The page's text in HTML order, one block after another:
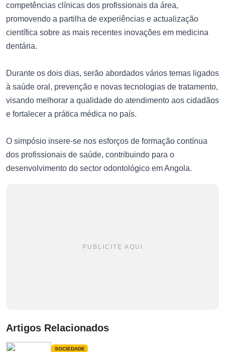
competências clínicas dos profissionais da área,
promovendo a partilha de experiências e actualização
científica sobre as mais recentes inovações em medicina
dentária.
Durante os dois dias, serão abordados vários temas ligados
à saúde oral, prevenção e novas tecnologias de tratamento,
visando melhorar a qualidade do atendimento aos cidadãos
e fortalecer a prática médica no país.
O simpósio insere-se nos esforços de formação contínua
dos profissionais de saúde, contribuindo para o
desenvolvimento do sector odontológico em Angola.
PUBLICITE AQUI
Artigos Relacionados
SOCIEDADE